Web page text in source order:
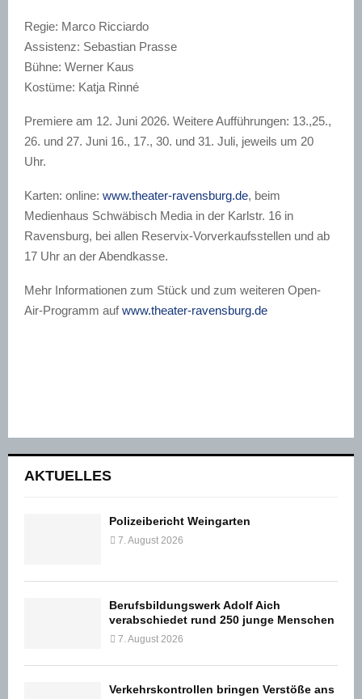
Regie: Marco Ricciardo
Assistenz: Sebastian Prasse
Bühne: Werner Kaus
Kostüme: Katja Rinné
Premiere am 12. Juni 2026. Weitere Aufführungen: 13.,25.,
26. und 27. Juni 16., 17., 30. und 31. Juli, jeweils um 20
Uhr.
Karten: online: www.theater-ravensburg.de, beim
Medienhaus Schwäbisch Media in der Karlstr. 16 in
Ravensburg, bei allen Reservix-Vorverkaufsstellen und ab
17 Uhr an der Abendkasse.
Mehr Informationen zum Stück und zum weiteren Open-
Air-Programm aufwww.theater-ravensburg.de
AKTUELLES
Polizeibericht Weingarten
7. August 2026
Berufsbildungswerk Adolf Aich
verabschiedet rund 250 junge Menschen
7. August 2026
Verkehrskontrollen bringen Verstöße ans